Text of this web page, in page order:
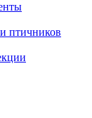
птичников